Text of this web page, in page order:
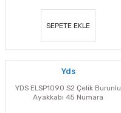
SEPETE EKLE
Yds
YDS ELSP1090 S2 Çelik Burunlu
Ayakkabı 45 Numara